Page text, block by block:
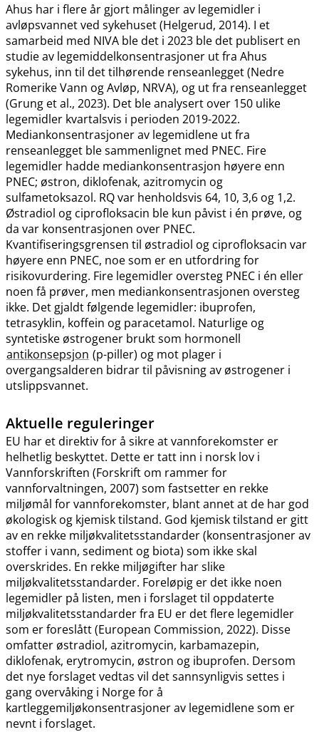
Ahus har i flere år gjort målinger av legemidler i
avløpsvannet ved sykehuset (Helgerud, 2014). I et
samarbeid med NIVA ble det i 2023 ble det publisert en
studie av legemiddelkonsentrasjoner ut fra Ahus
sykehus, inn til det tilhørende renseanlegget (Nedre
Romerike Vann og Avløp, NRVA), og ut fra renseanlegget
(Grung et al., 2023). Det ble analysert over 150 ulike
legemidler kvartalsvis i perioden 2019-2022.
Mediankonsentrasjoner av legemidlene ut fra
renseanlegget ble sammenlignet med PNEC. Fire
legemidler hadde mediankonsentrasjon høyere enn
PNEC; østron, diklofenak, azitromycin og
sulfametoksazol. RQ var henholdsvis 64, 10, 3,6 og 1,2.
Østradiol og ciprofloksacin ble kun påvist i én prøve, og
da var konsentrasjonen over PNEC.
Kvantifiseringsgrensen til østradiol og ciprofloksacin var
høyere enn PNEC, noe som er en utfordring for
risikovurdering. Fire legemidler oversteg PNEC i én eller
noen få prøver, men mediankonsentrasjonen oversteg
ikke. Det gjaldt følgende legemidler: ibuprofen,
tetrasyklin, koffein og paracetamol. Naturlige og
syntetiske østrogener brukt som hormonell
antikonsepsjon (p-piller) og mot plager i
overgangsalderen bidrar til påvisning av østrogener i
utslippsvannet.
Aktuelle reguleringer
EU har et direktiv for å sikre at vannforekomster er
helhetlig beskyttet. Dette er tatt inn i norsk lov i
Vannforskriften (Forskrift om rammer for
vannforvaltningen, 2007) som fastsetter en rekke
miljømål for vannforekomster, blant annet at de har god
økologisk og kjemisk tilstand. God kjemisk tilstand er gitt
av en rekke miljøkvalitetsstandarder (konsentrasjoner av
stoffer i vann, sediment og biota) som ikke skal
overskrides. En rekke miljøgifter har slike
miljøkvalitetsstandarder. Foreløpig er det ikke noen
legemidler på listen, men i forslaget til oppdaterte
miljøkvalitetsstandarder fra EU er det flere legemidler
som er foreslått (European Commission, 2022). Disse
omfatter østradiol, azitromycin, karbamazepin,
diklofenak, erytromycin, østron og ibuprofen. Dersom
det nye forslaget vedtas vil det sannsynligvis settes i
gang overvåking i Norge for å
kartleggemiljøkonsentrasjoner av legemidlene som er
nevnt i forslaget.